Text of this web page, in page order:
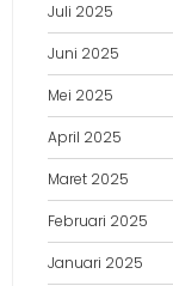
Juli 2025
Juni 2025
Mei 2025
April 2025
Maret 2025
Februari 2025
Januari 2025